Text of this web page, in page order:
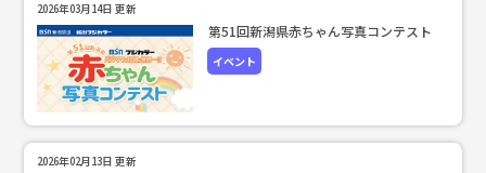
第51回新潟県赤ちゃん写真コンテスト
イベント
2026年03月14日 更新
2026年02月13日 更新